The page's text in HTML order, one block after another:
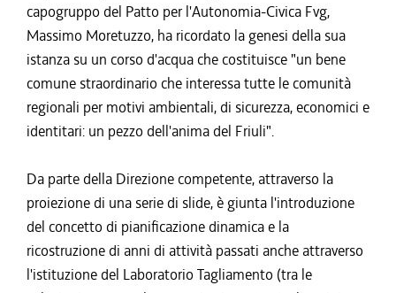
capogruppo del Patto per l'Autonomia-Civica Fvg,
Massimo Moretuzzo, ha ricordato la genesi della sua
istanza su un corso d'acqua che costituisce "un bene
comune straordinario che interessa tutte le comunità
regionali per motivi ambientali, di sicurezza, economici e
identitari: un pezzo dell'anima del Friuli".
Da parte della Direzione competente, attraverso la
proiezione di una serie di slide, è giunta l'introduzione
del concetto di pianificazione dinamica e la
ricostruzione di anni di attività passati anche attraverso
l'istituzione del Laboratorio Tagliamento (tra le